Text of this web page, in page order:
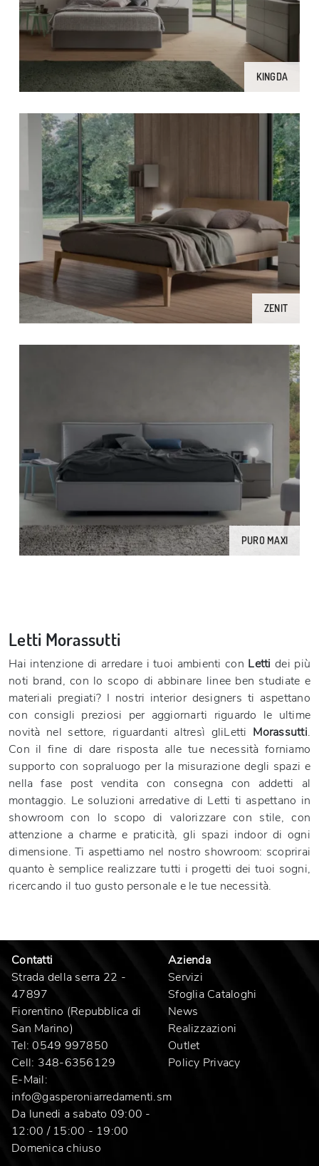
KINGDA
ZENIT
PURO MAXI
Letti Morassutti
Hai intenzione di arredare i tuoi ambienti con Letti dei più
noti brand, con lo scopo di abbinare linee ben studiate e
materiali pregiati? I nostri interior designers ti aspettano
con consigli preziosi per aggiornarti riguardo le ultime
novità nel settore, riguardanti altresì gliLetti Morassutti.
Con il fine di dare risposta alle tue necessità forniamo
supporto con sopraluogo per la misurazione degli spazi e
nella fase post vendita con consegna con addetti al
montaggio. Le soluzioni arredative di Letti ti aspettano in
showroom con lo scopo di valorizzare con stile, con
attenzione a charme e praticità, gli spazi indoor di ogni
dimensione. Ti aspettiamo nel nostro showroom: scoprirai
quanto è semplice realizzare tutti i progetti dei tuoi sogni,
ricercando il tuo gusto personale e le tue necessità.
Contatti
Strada della serra 22 -
47897
Fiorentino (Repubblica di
San Marino)
Tel: 0549 997850
Cell: 348-6356129
E-Mail:
info@gasperoniarredamenti.sm
Da lunedi a sabato 09:00 -
12:00 / 15:00 - 19:00
Domenica chiuso
Azienda
Servizi
Sfoglia Cataloghi
News
Realizzazioni
Outlet
Policy Privacy